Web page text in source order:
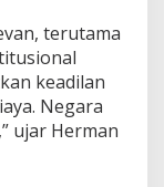
terutama
keadilan
Negara
ujar Herman